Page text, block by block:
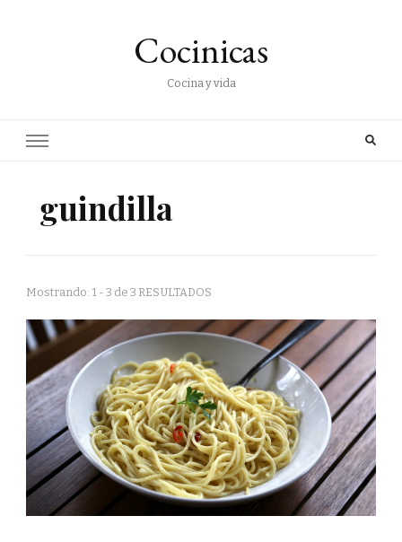
Cocinicas
Cocina y vida
guindilla
Mostrando: 1 - 3 de 3 RESULTADOS